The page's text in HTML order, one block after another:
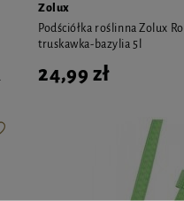
Zolux
Podściółka roślinna Zolux
truskawka-bazylia 5l
24,99 zł